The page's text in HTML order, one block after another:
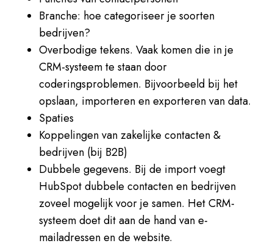
Branche: hoe categoriseer je soorten
bedrijven?
Overbodige tekens. Vaak komen die in je
CRM-systeem te staan door
coderingsproblemen. Bijvoorbeeld bij het
opslaan, importeren en exporteren van data.
Spaties
Koppelingen van zakelijke contacten &
bedrijven (bij B2B)
Dubbele gegevens. Bij de import voegt
HubSpot dubbele contacten en bedrijven
zoveel mogelijk voor je samen. Het CRM-
systeem doet dit aan de hand van e-
mailadressen en de website.